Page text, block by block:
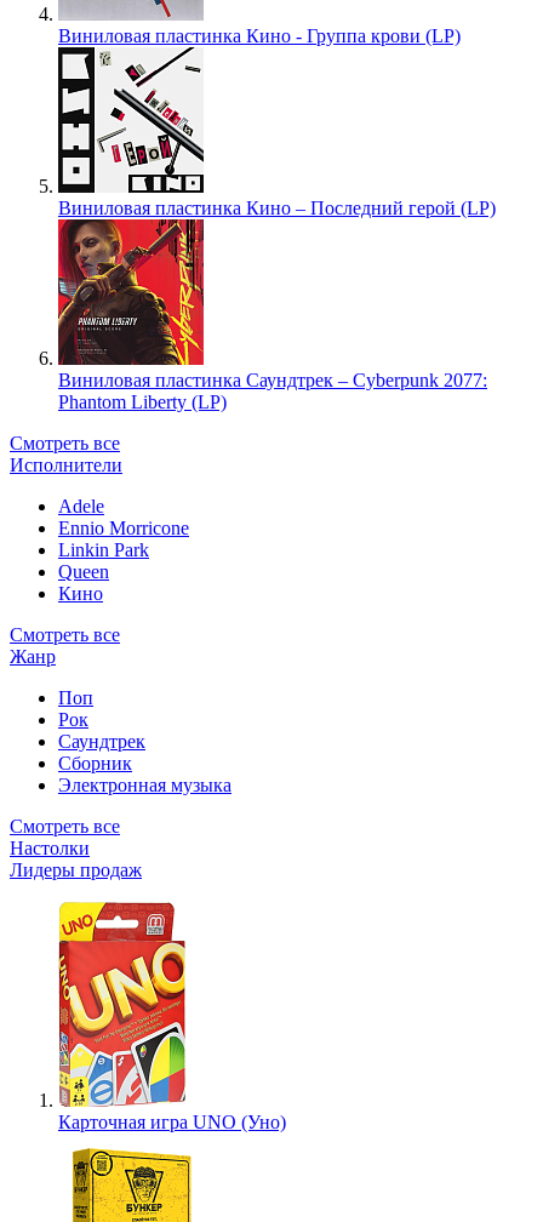
Виниловая пластинка Кино - Группа крови (LP)
Виниловая пластинка Кино – Последний герой (LP)
Виниловая пластинка Саундтрек – Cyberpunk 2077:
Phantom Liberty (LP)
Смотреть все
Исполнители
Adele
Ennio Morricone
Linkin Park
Queen
Кино
Смотреть все
Жанр
Поп
Рок
Саундтрек
Сборник
Электронная музыка
Смотреть все
Настолки
Лидеры продаж
Карточная игра UNO (Уно)